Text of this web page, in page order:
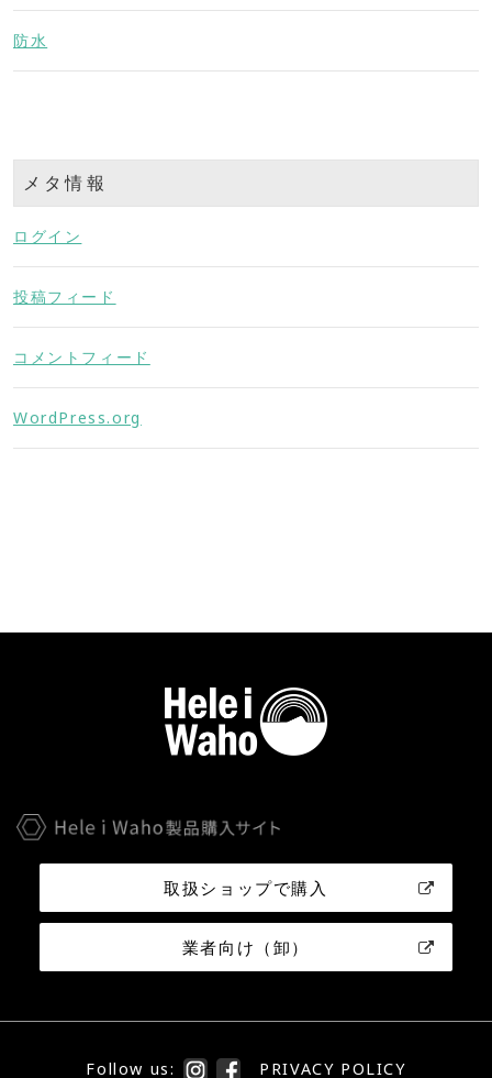
防水
メタ情報
ログイン
投稿フィード
コメントフィード
WordPress.org
取扱ショップで購入
業者向け（卸）
Follow us: PRIVACY POLICY